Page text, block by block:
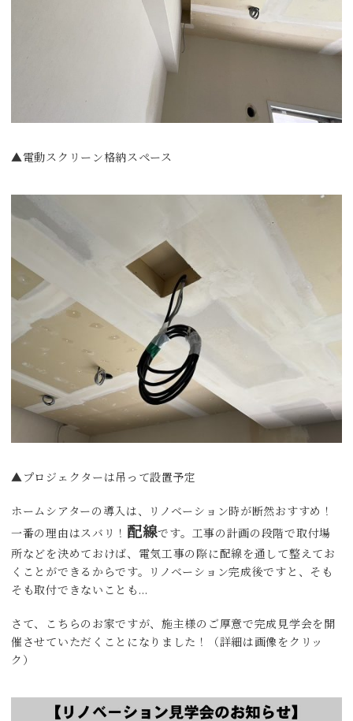
▲電動スクリーン格納スペース
▲プロジェクターは吊って設置予定
ホームシアターの導入は、リノベーション時が断然おすすめ！
一番の理由はスバリ！
配線です。工事の計画の段階で取付場
所などを決めておけば、電気工事の際に配線を通して整えてお
くことができるからです。リノベーション完成後ですと、そも
そも取付できないことも…
さて、こちらのお家ですが、施主様のご厚意で完成見学会を開
催させていただくことになりました！（詳細は画像をクリッ
ク）